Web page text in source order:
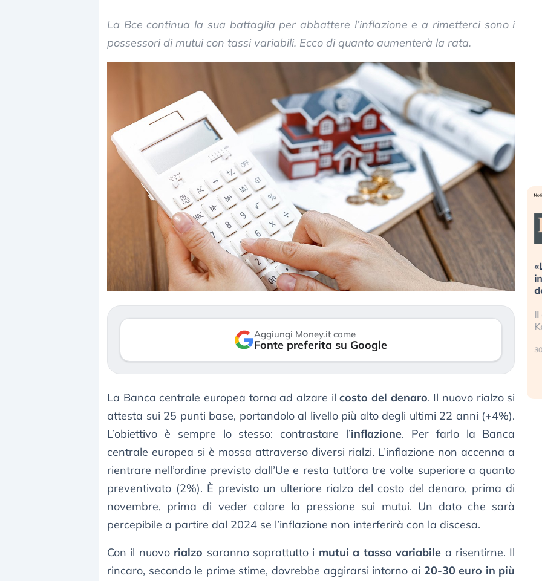
La Bce continua la sua battaglia per abbattere l’inflazione e a rimetterci sono i
possessori di mutui con tassi variabili. Ecco di quanto aumenterà la rata.
Aggiungi Money.it come
Fonte preferita su Google
La Banca centrale europea torna ad alzare ilcosto del denaro. Il nuovo rialzo si
attesta sui 25 punti base, portandolo al livello più alto degli ultimi 22 anni (+4%).
L’obiettivo è sempre lo stesso: contrastare l’inflazione. Per farlo la Banca
centrale europea si è mossa attraverso diversi rialzi. L’inflazione non accenna a
rientrare nell’ordine previsto dall’Ue e resta tutt’ora tre volte superiore a quanto
preventivato (2%). È previsto un ulteriore rialzo del costo del denaro, prima di
novembre, prima di veder calare la pressione sui mutui. Un dato che sarà
percepibile a partire dal 2024 se l’inflazione non interferirà con la discesa.
Con il nuovo rialzo saranno soprattutto i mutui a tasso variabile a risentirne. Il
rincaro, secondo le prime stime, dovrebbe aggirarsi intorno ai 20-30 euro in più
Dalle valutazioni estreme alla
correzione. Cosa sta guidando il
repricing degli asset?
verso le (…)
3 agosto 2026
«La mia vita è rovinata».
in preda al panico dopo lo
della bolla AI
Il crollo della bolla AI travolge il
Kospi, mentre gli investitori